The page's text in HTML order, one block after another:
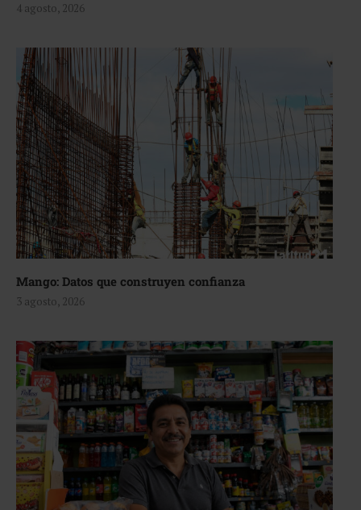
4 agosto, 2026
Mango: Datos que construyen confianza
3 agosto, 2026